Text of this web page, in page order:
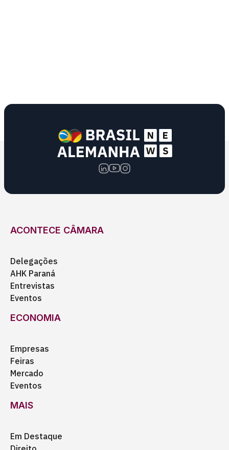
ACONTECE CÂMARA
Delegações
AHK Paraná
Entrevistas
Eventos
ECONOMIA
Empresas
Feiras
Mercado
Eventos
MAIS
Em Destaque